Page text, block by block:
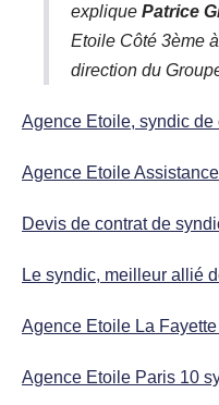
explique Patrice
Etoile Côté 3ème
direction du
Agence Etoile, syndic de
Agence Etoile
Devis de contrat de
Le syndic, meilleur allié
Agence Etoile La
Agence Etoile Paris 10